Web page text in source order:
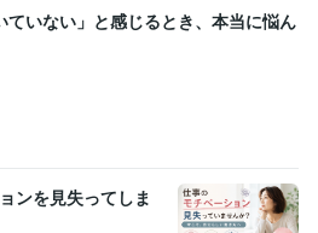
ていない」と感じるとき、本当に悩ん
ンを見失ってしま